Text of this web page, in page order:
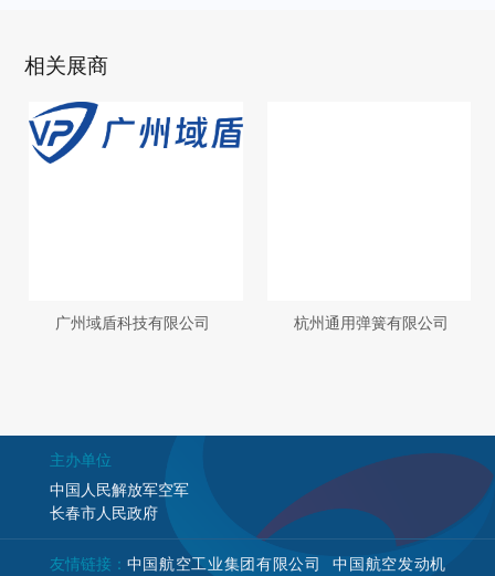
相关展商
广州域盾科技有限公司 杭州通用弹簧有限公司
主办单位
中国人民解放军空军
长春市人民政府
友情链接： 中国航空工业集团有限公司 中国航空发动机